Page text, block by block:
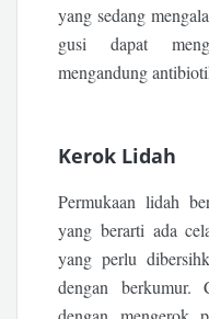
yang sedang
gusi dapat
mengandung
Kerok Lidah
Permukaan lidah
yang berarti ada
yang perlu
dengan berkumur.